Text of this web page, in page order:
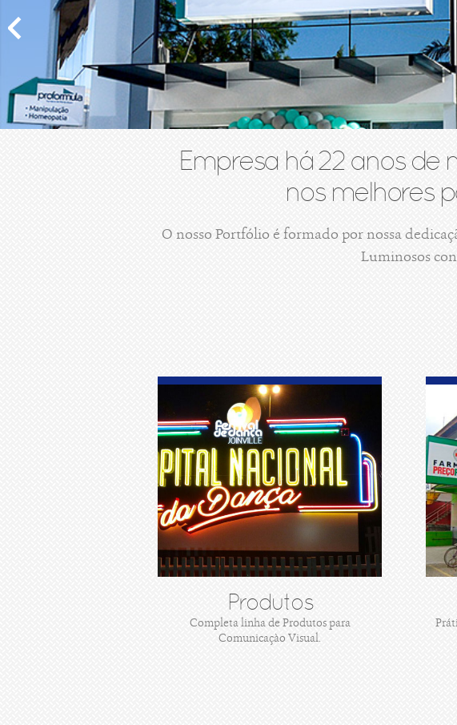
Empresa há 22 anos de
nos melhores
O nosso Portfólio é formado por nossa
Luminosos
Produtos
Completa linha de Produtos para
Comunicaçào Visual.